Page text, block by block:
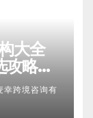
大全
略、
解
幸跨境咨询有